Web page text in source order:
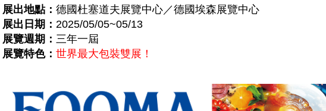
展出地點： 德國杜塞道夫展覽中心／德國埃森展覽中心
展出日期： 2025/05/05~05/13
展覽週期： 三年一屆
展覽特色： 世界最大包裝雙展！